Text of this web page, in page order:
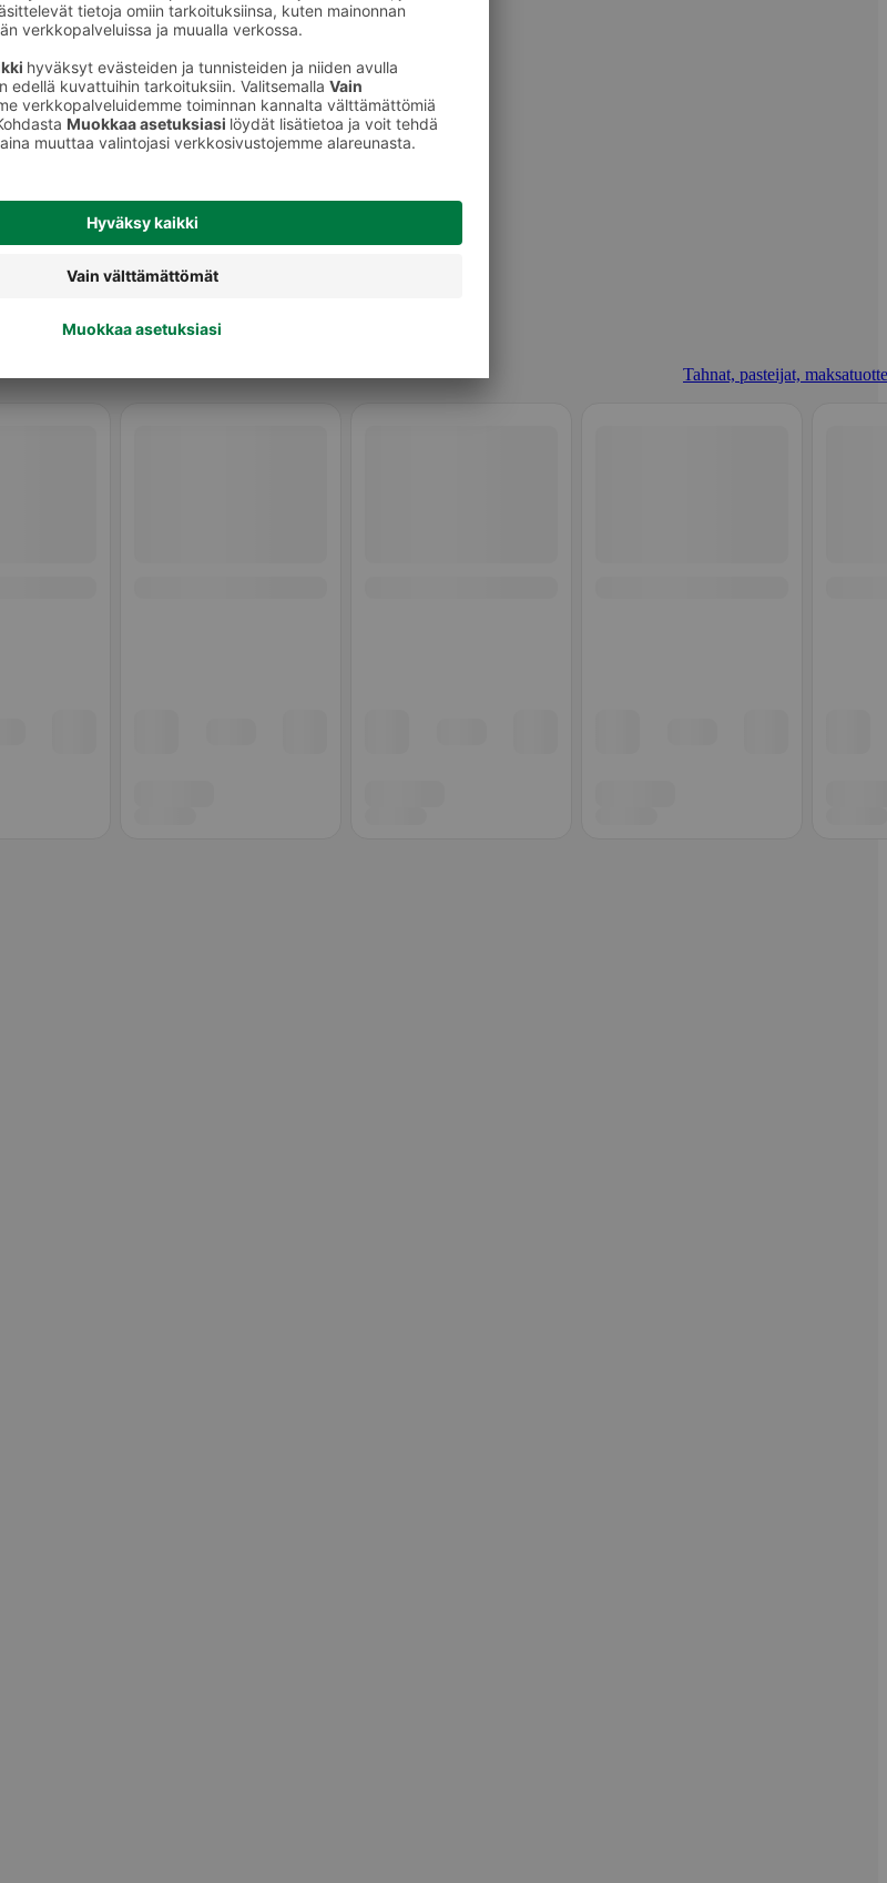
Tahnat, pasteijat, maksatuotteet
Tahnat, pasteijat,